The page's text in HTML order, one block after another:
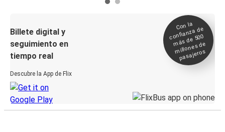
Billete digital y
seguimiento en
tiempo real
Descubre la App de Flix
Con la
confianza de
más de 500
millones de
pasajeros